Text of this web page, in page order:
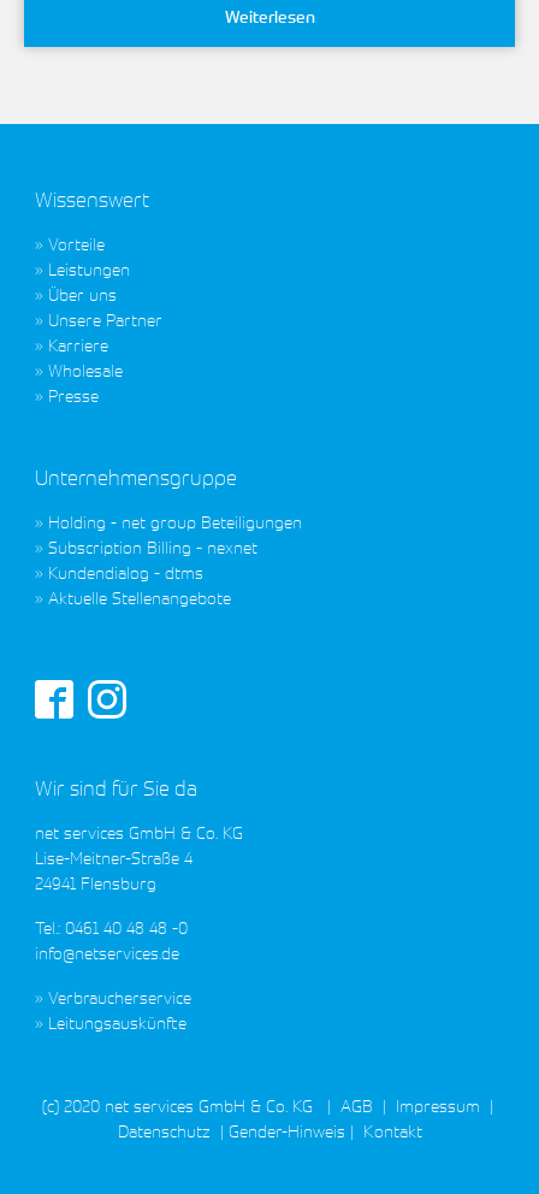
Weiterlesen
Wissenswert
Vorteile
Leistungen
Über uns
Unsere Partner
Karriere
Wholesale
Presse
Unternehmensgruppe
Holding - net group Beteiligungen
Subscription Billing - nexnet
Kundendialog - dtms
Aktuelle Stellenangebote
Wir sind für Sie da
net services GmbH & Co. KG
Lise-Meitner-Straße 4
24941 Flensburg
Tel.: 0461 40 48 48 -0
info@netservices.de
Verbraucherservice
Leitungsauskünfte
(c) 2020 net services GmbH & Co. KG | AGB | Impressum |
Datenschutz | Gender-Hinweis | Kontakt